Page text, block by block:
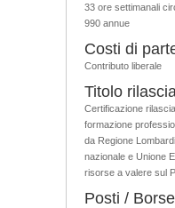
33 ore settimanali
990 annue
Costi di
Contributo liberale
Titolo
Certificazione
formazione
da Regione
nazionale e Unione
risorse a valere sul
Posti /